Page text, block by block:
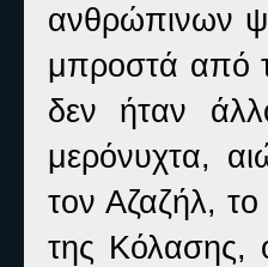
ανθρώπινων
μπροστά από
δεν ήταν
μερόνυχτα,
τον Αζαζήλ, το
της Κόλασης,